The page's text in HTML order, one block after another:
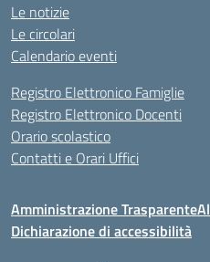
Le notizie
Le circolari
Calendario eventi
Registro Elettronico Famiglie
Registro Elettronico Docenti
Orario scolastico
Contatti e Orari Uffici
Amministrazione Trasparente
Dichiarazione di accessibilità